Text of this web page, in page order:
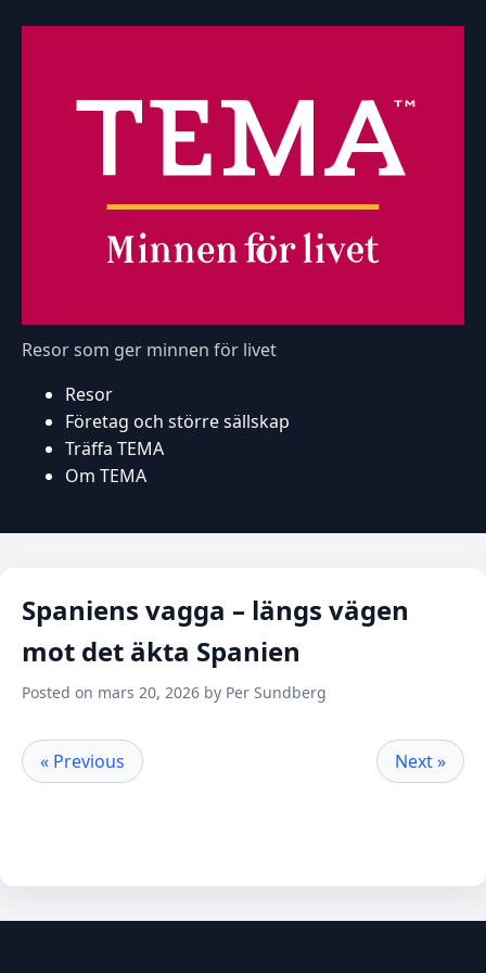
Resor som ger minnen för livet
Resor
Företag och större sällskap
Träffa TEMA
Om TEMA
Spaniens vagga – längs vägen
mot det äkta Spanien
Posted on mars 20, 2026 by Per Sundberg
« Previous Next »